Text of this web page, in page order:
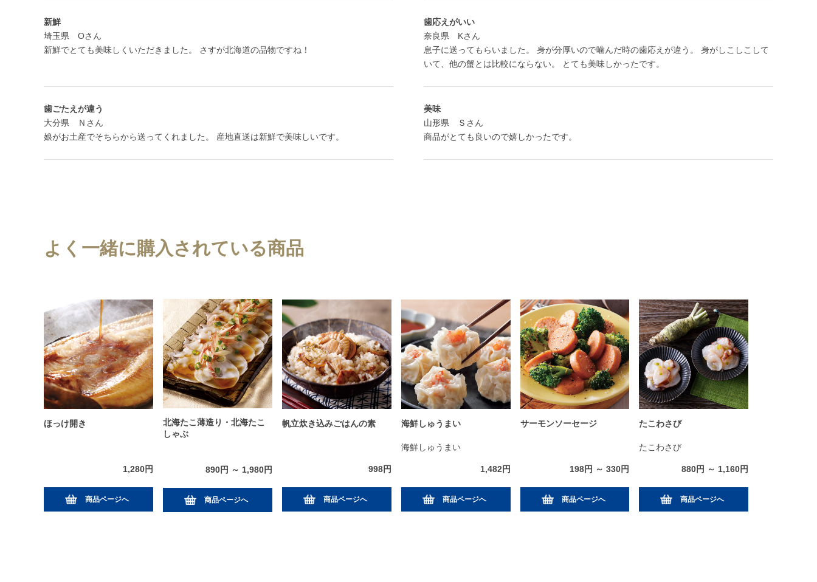
新鮮
埼玉県 Oさん
新鮮でとても美味しくいただきました。 さすが北海道の品物ですね！
歯応えがいい
奈良県 Kさん
息子に送ってもらいました。 身が分厚いので噛んだ時の歯応えが違う。 身がしこしこして
いて、他の蟹とは比較にならない。 とても美味しかったです。
歯ごたえが違う
大分県 Ｎさん
娘がお土産でそちらから送ってくれました。 産地直送は新鮮で美味しいです。
美味
山形県 Ｓさん
商品がとても良いので嬉しかったです。
よく一緒に購入されている商品
ほっけ開き
1,280円
商品ページへ
北海たこ薄造り・北海たこ
しゃぶ
890円 ～ 1,980円
商品ページへ
帆立炊き込みごはんの素
998円
商品ページへ
海鮮しゅうまい
海鮮しゅうまい
1,482円
商品ページへ
サーモンソーセージ
198円 ～ 330円
商品ページへ
たこわさび
たこわさび
880円 ～ 1,160円
商品ページへ